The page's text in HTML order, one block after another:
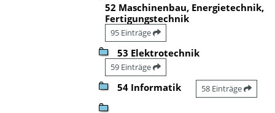
52 Maschinenbau, Energietechnik,
Fertigungstechnik
95 Einträge
53 Elektrotechnik
59 Einträge
54 Informatik 58 Einträge